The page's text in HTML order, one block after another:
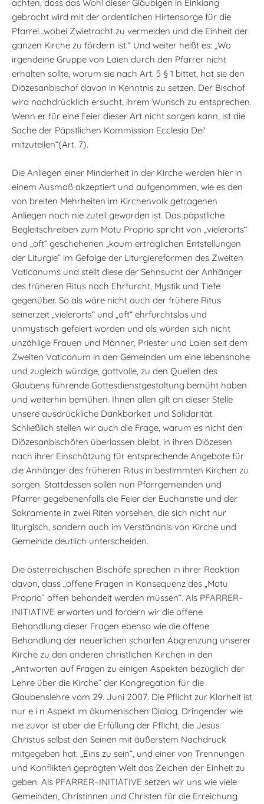
achten, dass das Wohl dieser Gläubigen in Einklang
gebracht wird mit der ordentlichen Hirtensorge für die
Pfarrei…wobei Zwietracht zu vermeiden und die Einheit der
ganzen Kirche zu fördern ist.“ Und weiter heißt es: „Wo
irgendeine Gruppe von Laien durch den Pfarrer nicht
erhalten sollte, worum sie nach Art. 5 § 1 bittet, hat sie den
Diözesanbischof davon in Kenntnis zu setzen. Der Bischof
wird nachdrücklich ersucht, ihrem Wunsch zu entsprechen.
Wenn er für eine Feier dieser Art nicht sorgen kann, ist die
Sache der Päpstlichen Kommission Ecclesia Dei'
mitzuteilen“(Art. 7).
Die Anliegen einer Minderheit in der Kirche werden hier in
einem Ausmaß akzeptiert und aufgenommen, wie es den
von breiten Mehrheiten im Kirchenvolk getragenen
Anliegen noch nie zuteil geworden ist. Das päpstliche
Begleitschreiben zum Motu Proprio spricht von „vielerorts“
und „oft“ geschehenen „kaum erträglichen Entstellungen
der Liturgie“ im Gefolge der Liturgiereformen des Zweiten
Vaticanums und stellt diese der Sehnsucht der Anhänger
des früheren Ritus nach Ehrfurcht, Mystik und Tiefe
gegenüber. So als wäre nicht auch der frühere Ritus
seinerzeit „vielerorts“ und „oft“ ehrfurchtslos und
unmystisch gefeiert worden und als würden sich nicht
unzählige Frauen und Männer, Priester und Laien seit dem
Zweiten Vaticanum in den Gemeinden um eine lebensnahe
und zugleich würdige, gottvolle, zu den Quellen des
Glaubens führende Gottesdienstgestaltung bemüht haben
und weiterhin bemühen. Ihnen allen gilt an dieser Stelle
unsere ausdrückliche Dankbarkeit und Solidarität.
Schließlich stellen wir auch die Frage, warum es nicht den
Diözesanbischöfen überlassen bleibt, in ihren Diözesen
nach ihrer Einschätzung für entsprechende Angebote für
die Anhänger des früheren Ritus in bestimmten Kirchen zu
sorgen. Stattdessen sollen nun Pfarrgemeinden und
Pfarrer gegebenenfalls die Feier der Eucharistie und der
Sakramente in zwei Riten vorsehen, die sich nicht nur
liturgisch, sondern auch im Verständnis von Kirche und
Gemeinde deutlich unterscheiden.
Die österreichischen Bischöfe sprechen in ihrer Reaktion
davon, dass „offene Fragen in Konsequenz des „Motu
Proprio“ offen behandelt werden müssen“. Als PFARRER–
INITIATIVE erwarten und fordern wir die offene
Behandlung dieser Fragen ebenso wie die offene
Behandlung der neuerlichen scharfen Abgrenzung unserer
Kirche zu den anderen christlichen Kirchen in den
„Antworten auf Fragen zu einigen Aspekten bezüglich der
Lehre über die Kirche“ der Kongregation für die
Glaubenslehre vom 29. Juni 2007. Die Pflicht zur Klarheit ist
nur e i n Aspekt im ökumenischen Dialog. Dringender wie
nie zuvor ist aber die Erfüllung der Pflicht, die Jesus
Christus selbst den Seinen mit äußerstem Nachdruck
mitgegeben hat: „Eins zu sein“, und einer von Trennungen
und Konflikten geprägten Welt das Zeichen der Einheit zu
geben. Als PFARRER–INITIATIVE setzen wir uns wie viele
Gemeinden, Christinnen und Christen für die Erreichung